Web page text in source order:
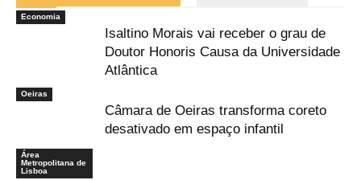
Economia
Isaltino Morais vai receber o grau de
Doutor Honoris Causa da Universidade
Atlântica
Oeiras
Câmara de Oeiras transforma coreto
desativado em espaço infantil
Área
Metropolitana de
Lisboa